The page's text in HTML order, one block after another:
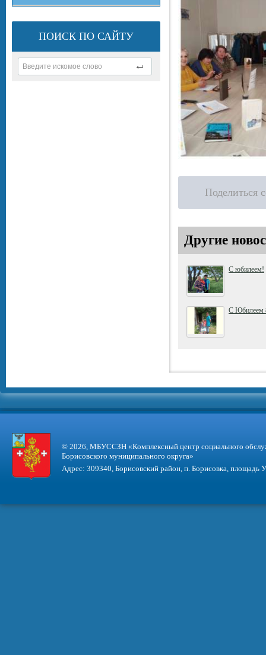
ПОИСК ПО САЙТУ
Поделиться
Другие
С юбилеем!
С Юбилеем
© 2026, МБУССЗН «Комплексный центр социального
Борисовского муниципального округа»
Адрес: 309340, Борисовский район, п. Борисовка, площадь